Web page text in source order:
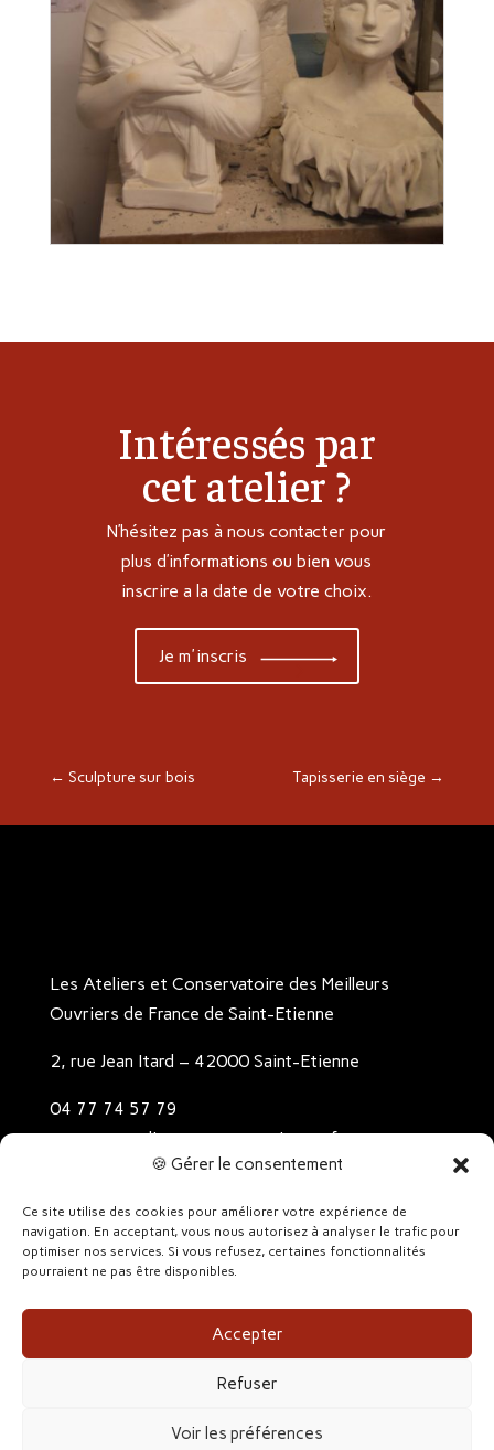
🍪 Gérer le consentement
Ce site utilise des cookies pour améliorer votre expérience de
navigation. En acceptant, vous nous autorisez à analyser le trafic pour
optimiser nos services. Si vous refusez, certaines fonctionnalités
pourraient ne pas être disponibles.
Accepter
Refuser
Voir les préférences
Intéressés par
cet atelier ?
N’hésitez pas à nous contacter pour
plus d’informations ou bien vous
inscrire a la date de votre choix.
Je m'inscris
← Sculpture sur bois Tapisserie en siège →
Les Ateliers et Conservatoire des Meilleurs
Ouvriers de France de Saint-Etienne
2, rue Jean Itard – 42000 Saint-Etienne
04 77 74 57 79
contact@ateliers-conservatoire-mof.com
Mentions légales
Politique de confidentialité